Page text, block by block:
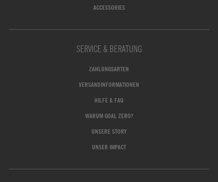
ACCESSORIES
SERVICE & BERATUNG
ZAHLUNGSARTEN
VERSANDINFORMATIONEN
HILFE & FAQ
WARUM GOAL ZERO?
UNSERE STORY
UNSER IMPACT